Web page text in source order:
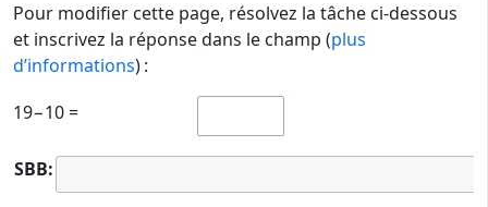
Pour modifier cette page, résolvez la tâche ci-dessous
et inscrivez la réponse dans le champ (plus
d’informations) :
19−10 =
SBB: